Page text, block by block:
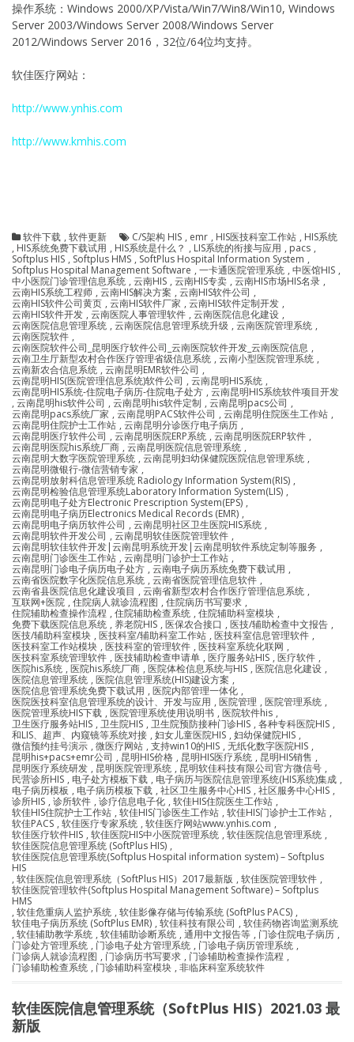
操作系统：Windows 2000/XP/Vista/Win7/Win8/Win10, Windows
Server 2003/Windows Server 2008/Windows Server
2012/Windows Server 2016，32位/64位均支持。
软佳医疗网站：
http://www.ynhis.com
http://www.kmhis.com
软件下载 , 软件更新 C/S架构 HIS , emr , HIS医技科室工作站 , HIS系统
, HIS系统免费下载试用 , HIS系统是什么？ , LIS系统的衔接与应用 , pacs ,
Softplus HIS , Softplus HMS , SoftPlus Hospital Information System ,
Softplus Hospital Management Software , 一卡通医院管理系统 , 中医馆HIS ,
中小医院门诊管理信息系统 , 云南HIS , 云南HIS专卖 , 云南HIS市场HIS名录 ,
云南HIS系统工程师 , 云南HIS解决方案 , 云南HIS软件公司 ,
云南HIS软件公司黄页 , 云南HIS软件厂家 , 云南HIS软件定制开发 ,
云南HIS软件开发 , 云南医院人事管理软件 , 云南医院信息化建设 ,
云南医院信息管理系统 , 云南医院信息管理系统升级 , 云南医院管理系统 ,
云南医院软件 ,
云南医院软件公司_昆明医疗软件公司_云南医院软件开发_云南医院信息 ,
云南卫生厅新型农村合作医疗管理省级信息系统 , 云南小型医院管理系统 ,
云南新农合信息系统 , 云南昆明EMR软件公司 ,
云南昆明HIS(医院管理信息系统)软件公司 , 云南昆明HIS系统 ,
云南昆明HIS系统-住院电子病历-住院电子处方 , 云南昆明HIS系统软件项目开发
, 云南昆明his软件公司 , 云南昆明his软件定制 , 云南昆明pacs公司 ,
云南昆明pacs系统厂家 , 云南昆明PACS软件公司 , 云南昆明住院医生工作站 ,
云南昆明住院护士工作站 , 云南昆明分诊医疗电子病历 ,
云南昆明医疗软件公司 , 云南昆明医院ERP系统 , 云南昆明医院ERP软件 ,
云南昆明医院his系统厂商 , 云南昆明医院信息管理系统 ,
云南昆明大数字医院管理系统 , 云南昆明妇幼保健院医院信息管理系统 ,
云南昆明微银行-微信营销专家 ,
云南昆明放射科信息管理系统 Radiology Information System(RIS) ,
云南昆明检验信息管理系统Laboratory Information System(LIS) ,
云南昆明电子处方Electronic Prescription System(EPS) ,
云南昆明电子病历Electronics Medical Records (EMR) ,
云南昆明电子病历软件公司 , 云南昆明社区卫生医院HIS系统 ,
云南昆明软件开发公司 , 云南昆明软佳医院管理软件 ,
云南昆明软佳软件开发|云南昆明系统开发|云南昆明软件系统定制等服务 ,
云南昆明门诊医生工作站 , 云南昆明门诊护士工作站 ,
云南昆明门诊电子病历电子处方 , 云南电子病历系统免费下载试用 ,
云南省医院数字化医院信息系统 , 云南省医院管理信息软件 ,
云南省县医院信息化建设项目 , 云南省新型农村合作医疗管理信息系统 ,
互联网+医院 , 住院病人就诊流程图 , 住院病历书写要求 ,
住院辅助检查操作流程 , 住院辅助检查系统 , 住院辅助科室模块 ,
免费下载医院信息系统 , 养老院HIS , 医保农合接口 , 医技/辅助检查中文报告 ,
医技/辅助科室模块 , 医技科室/辅助科室工作站 , 医技科室信息管理软件 ,
医技科室工作站模块 , 医技科室的管理软件 , 医技科室系统化联网 ,
医技科室系统管理软件 , 医技辅助检查申请单 , 医疗服务站HIS , 医疗软件 ,
医院his系统 , 医院his系统厂商 , 医院体检信息系统与HIS , 医院信息化建设 ,
医院信息管理系统 , 医院信息管理系统(HIS)建设方案 ,
医院信息管理系统免费下载试用 , 医院内部管理一体化 ,
医院医技科室信息管理系统的设计、开发与应用 , 医院管理 , 医院管理系统 ,
医院管理系统HIS下载 , 医院管理系统使用说明书 , 医院软件his ,
卫生医疗服务站HIS , 卫生院HIS , 卫生院预防接种门诊HIS , 各种专科医院HIS ,
和LIS、超声、内窥镜等系统对接 , 妇女儿童医院HIS , 妇幼保健院HIS ,
微信预约挂号演示 , 微医疗网站 , 支持win10的HIS , 无纸化数字医院HIS ,
昆明his+pacs+emr公司 , 昆明HIS价格 , 昆明HIS医疗系统 , 昆明HIS销售 ,
昆明医疗系统研发 , 昆明医院管理系统 , 昆明软佳科技有限公司官方微信号 ,
民营诊所HIS , 电子处方模板下载 , 电子病历与医院信息管理系统(HIS系统)集成 ,
电子病历模板 , 电子病历模板下载 , 社区卫生服务中心HIS , 社区服务中心HIS ,
诊所HIS , 诊所软件 , 诊疗信息电子化 , 软佳HIS住院医生工作站 ,
软佳HIS住院护士工作站 , 软佳HIS门诊医生工作站 , 软佳HIS门诊护士工作站 ,
软佳PACS , 软佳医疗专家系统 , 软佳医疗网站www.ynhis.com ,
软佳医疗软件HIS , 软佳医院HIS中小医院管理系统 , 软佳医院信息管理系统 ,
软佳医院信息管理系统 (SoftPlus HIS) ,
软佳医院信息管理系统(Softplus Hospital information system) – Softplus
HIS
, 软佳医院信息管理系统（SoftPlus HIS）2017最新版 , 软佳医院管理软件 ,
软佳医院管理软件(Softplus Hospital Management Software) – Softplus
HMS
, 软佳危重病人监护系统 , 软佳影像存储与传输系统 (SoftPlus PACS) ,
软佳电子病历系统 (SoftPlus EMR) , 软佳科技有限公司 , 软佳药物咨询监测系统
, 软佳辅助教学系统 , 软佳辅助诊断系统 , 通用中文报告等 , 门诊住院电子病历 ,
门诊处方管理系统 , 门诊电子处方管理系统 , 门诊电子病历管理系统 ,
门诊病人就诊流程图 , 门诊病历书写要求 , 门诊辅助检查操作流程 ,
门诊辅助检查系统 , 门诊辅助科室模块 , 非临床科室系统软件
软佳医院信息管理系统（SoftPlus HIS）2021.03 最
新版